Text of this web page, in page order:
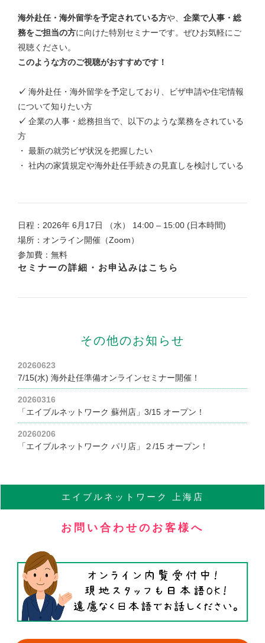
海外赴任・海外留学を予定されている方や、 企業で人事・総
務をご担当の方に向けた特別セミナーです。ぜひお気軽にご
視聴ください。
このような方のご視聴がおすすめです！
✓ 海外赴任・海外留学を予定しており、ビザ申請や住宅情報
について知りたい方
✓ 企業の人事・総務担当で、以下のような業務をされている
方
・ 最新の就労ビザ状況を把握したい
・ 社内の家賃規定や海外赴任手続きの見直しを検討している
日程：2026年 6月17日 （水） 14:00 – 15:00 (日本時間)
場所：オンライン開催（Zoom）
参加費：無料
セミナーの詳細・お申込みはこちら
その他のお知らせ
20260623
7/15(水) 海外赴任準備オンラインセミナー開催！
20260316
「エイブルネットワーク 蘇州店」3/15 オープン！
20260206
「エイブルネットワーク パリ店」２/15 オープン！
エイブル ネットワーク 上海店
お問い合わせのお客様へ